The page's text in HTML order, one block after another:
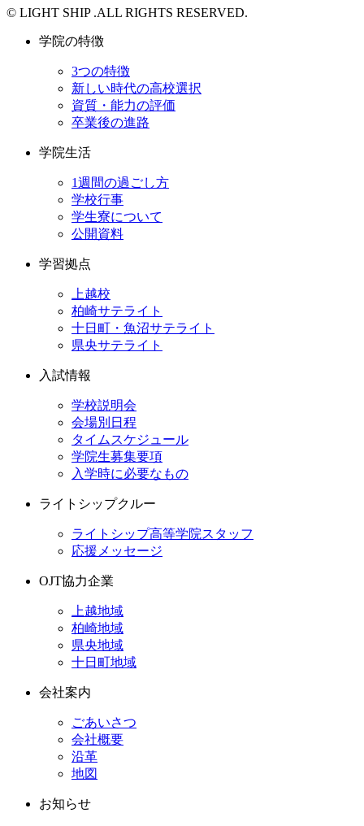
© LIGHT SHIP .ALL RIGHTS RESERVED.
学院の特徴
3つの特徴
新しい時代の高校選択
資質・能力の評価
卒業後の進路
学院生活
1週間の過ごし方
学校行事
学生寮について
公開資料
学習拠点
上越校
柏崎サテライト
十日町・魚沼サテライト
県央サテライト
入試情報
学校説明会
会場別日程
タイムスケジュール
学院生募集要項
入学時に必要なもの
ライトシップクルー
ライトシップ高等学院スタッフ
応援メッセージ
OJT協力企業
上越地域
柏崎地域
県央地域
十日町地域
会社案内
ごあいさつ
会社概要
沿革
地図
お知らせ